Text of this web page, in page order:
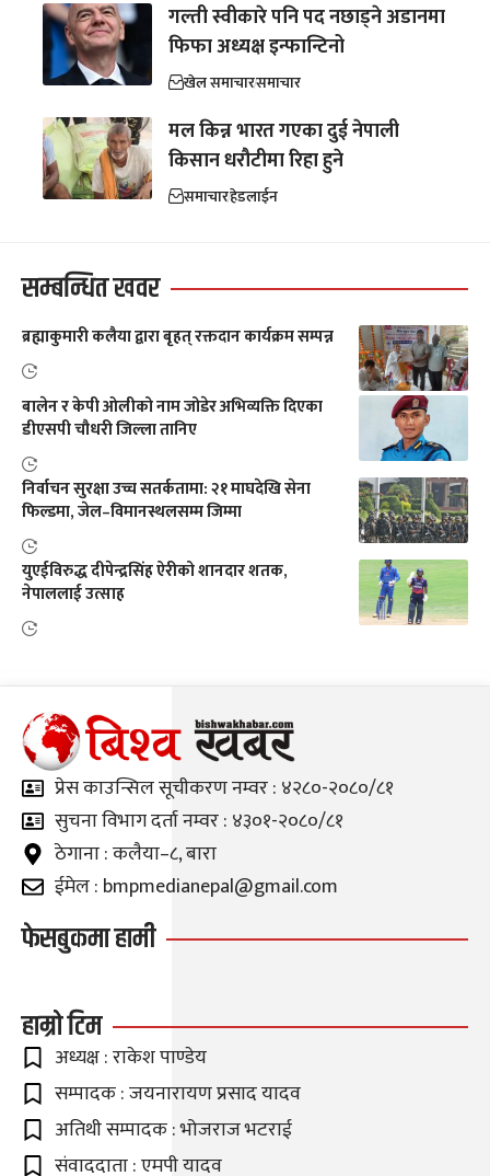
गल्ती स्वीकारे पनि पद नछाड्ने अडानमा
फिफा अध्यक्ष इन्फान्टिनो
खेल समाचारसमाचार
मल किन्न भारत गएका दुई नेपाली
किसान धरौटीमा रिहा हुने
समाचारहेडलाईन
सम्बन्धित खवर
ब्रह्माकुमारी कलैया द्वारा बृहत् रक्तदान कार्यक्रम सम्पन्न
बालेन र केपी ओलीको नाम जोडेर अभिव्यक्ति दिएका
डीएसपी चौधरी जिल्ला तानिए
निर्वाचन सुरक्षा उच्च सतर्कतामा: २१ माघदेखि सेना
फिल्डमा, जेल–विमानस्थलसम्म जिम्मा
युएईविरुद्ध दीपेन्द्रसिंह ऐरीको शानदार शतक,
नेपाललाई उत्साह
प्रेस काउन्सिल सूचीकरण नम्वर : ४२८०-२०८०/८१
सुचना विभाग दर्ता नम्वर : ४३०१-२०८०/८१
ठेगाना : कलैया–८, बारा
ईमेल : bmpmedianepal@gmail.com
फेसबुकमा हामी
हाम्रो टिम
अध्यक्ष : राकेश पाण्डेय
सम्पादक : जयनारायण प्रसाद यादव
अतिथी सम्पादक : भोजराज भटराई
संवाददाता : एमपी यादव